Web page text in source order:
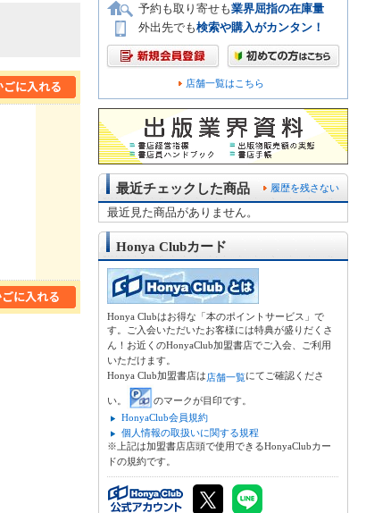
予約も取り寄せも業界屈指の在庫量
外出先でも検索や購入がカンタン！
店舗一覧はこちら
履歴を残さない
最近チェックした商品
最近見た商品がありません。
Honya Clubカード
Honya Clubはお得な「本のポイントサービス」で
す。ご入会いただいたお客様には特典が盛りだくさ
ん！お近くのHonyaClub加盟書店でご入会、ご利用
いただけます。
Honya Club加盟書店は店舗一覧にてご確認くださ
い。
のマークが目印です。
HonyaClub会員規約
個人情報の取扱いに関する規程
※上記は加盟書店店頭で使用できるHonyaClubカー
ドの規約です。